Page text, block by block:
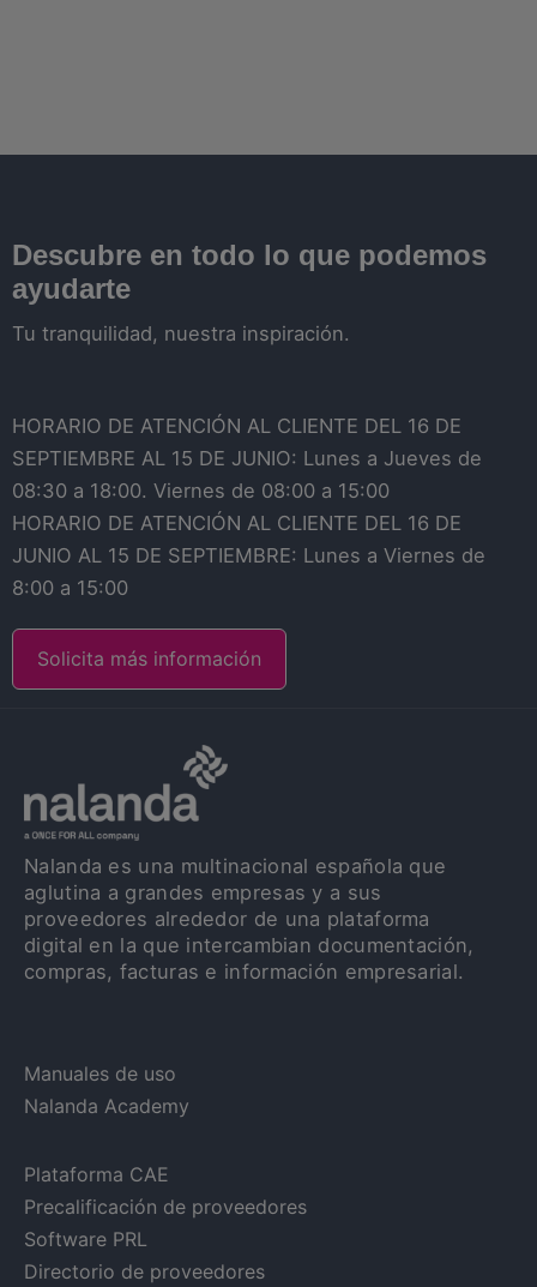
Descubre en todo lo que podemos
ayudarte
Tu tranquilidad, nuestra inspiración.
HORARIO DE ATENCIÓN AL CLIENTE DEL 16 DE
SEPTIEMBRE AL 15 DE JUNIO: Lunes a Jueves de
08:30 a 18:00. Viernes de 08:00 a 15:00
HORARIO DE ATENCIÓN AL CLIENTE DEL 16 DE
JUNIO AL 15 DE SEPTIEMBRE: Lunes a Viernes de
8:00 a 15:00
Solicita más información
Nalanda es una multinacional española que
aglutina a grandes empresas y a sus
proveedores alrededor de una plataforma
digital en la que intercambian documentación,
compras, facturas e información empresarial.
Manuales de uso
Nalanda Academy
Plataforma CAE
Precalificación de proveedores
Software PRL
Directorio de proveedores